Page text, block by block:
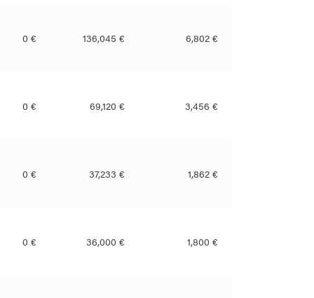
0 € 136,045 € 6,802 €
0 € 69,120 € 3,456 €
0 € 37,233 € 1,862 €
0 € 36,000 € 1,800 €